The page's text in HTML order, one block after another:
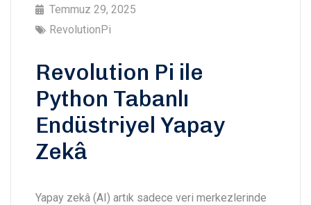
Temmuz 29, 2025
RevolutionPi
Revolution Pi ile
Python Tabanlı
Endüstriyel Yapay
Zekâ
Yapay zekâ (AI) artık sadece veri merkezlerinde